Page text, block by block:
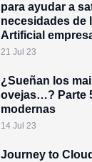
para ayudar a
necesidades de
Artificial
21 Jul 23
¿Sueñan los
ovejas…? Parte
modernas
14 Jul 23
Journey to